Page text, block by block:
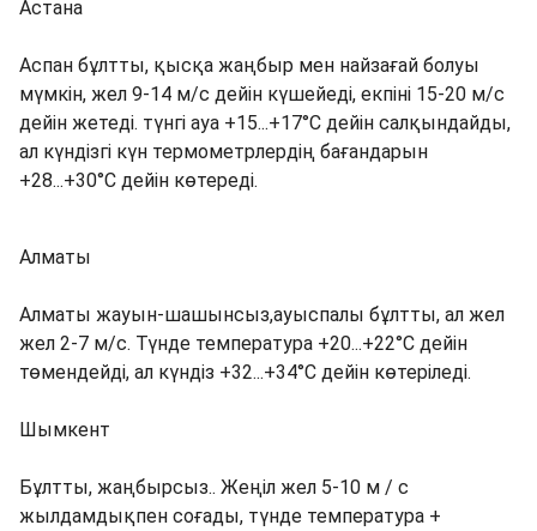
Астана
Аспан бұлтты, қысқа жаңбыр мен найзағай болуы
мүмкін, жел 9-14 м/с дейін күшейеді, екпіні 15-20 м/с
дейін жетеді. түнгі ауа +15...+17°C дейін салқындайды,
ал күндізгі күн термометрлердің бағандарын
+28...+30°C дейін көтереді.
Алматы
Алматы жауын-шашынсыз,ауыспалы бұлтты, ал жел
жел 2-7 м/с. Түнде температура +20...+22°C дейін
төмендейді, ал күндіз +32...+34°C дейін көтеріледі.
Шымкент
Бұлтты, жаңбырсыз.. Жеңіл жел 5-10 м / с
жылдамдықпен соғады, түнде температура +